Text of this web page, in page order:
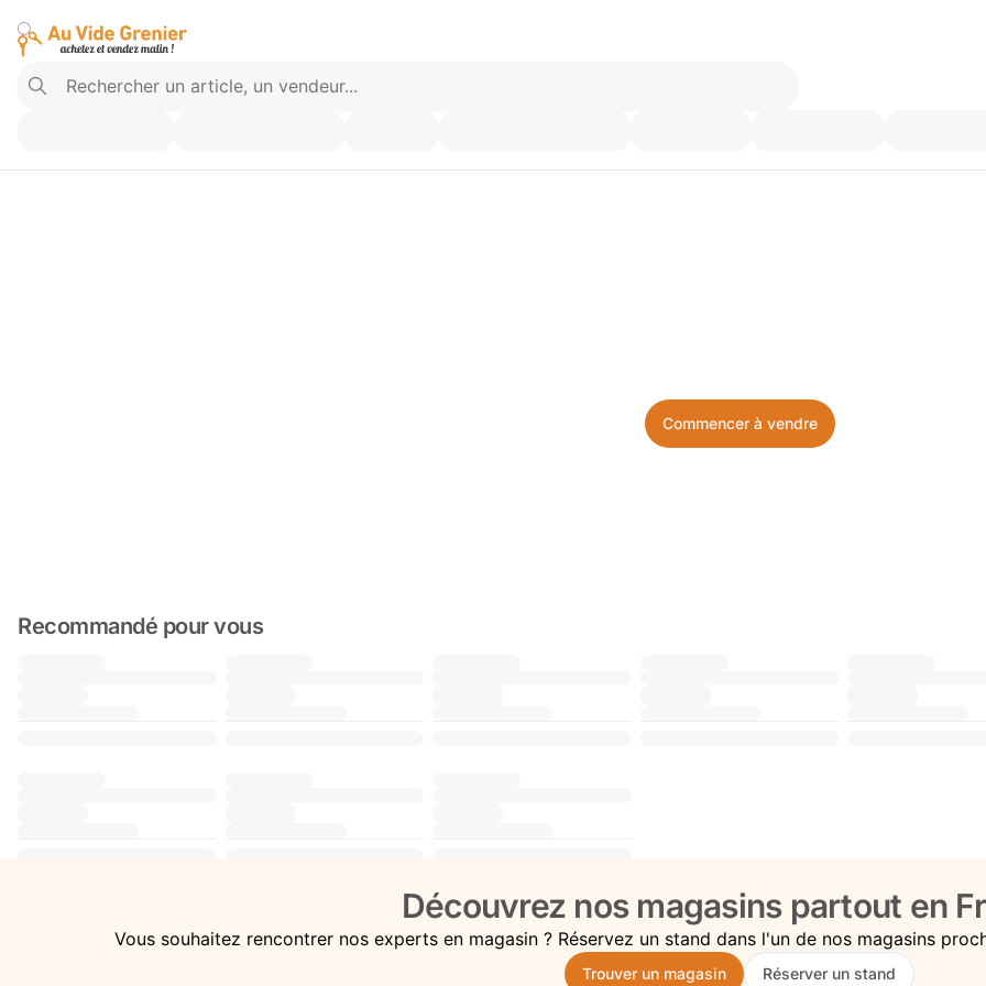
Commencer à vendre
Recommandé pour vous
Découvrez nos magasins partout en
Vous souhaitez rencontrer nos experts en magasin ? Réservez un stand dans l'un de nos magasins
Trouver un magasin Réserver un stand